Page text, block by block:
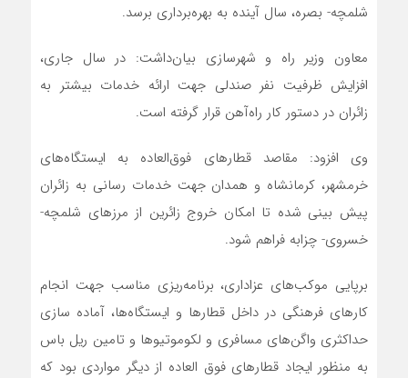
شلمچه- بصره، سال آینده به بهره‌برداری برسد.
معاون وزیر راه و شهرسازی بیان‌داشت: در سال جاری،
افزایش ظرفیت نفر صندلی جهت ارائه خدمات بیشتر به
زائران در دستور کار راه‌آهن قرار گرفته است.
وی افزود: مقاصد قطارهای فوق‌العاده به ایستگاه‌های
خرمشهر، کرمانشاه و همدان جهت خدمات رسانی به زائران
پیش بینی شده تا امکان خروج زائرین از مرزهای شلمچه-
خسروی- چزابه فراهم شود.
برپایی موکب‌های عزاداری، برنامه‌ریزی مناسب جهت انجام
کارهای فرهنگی در داخل قطارها و ایستگاه‌ها، آماده سازی
حداکثری واگن‌های مسافری و لکوموتیوها و تامین ریل باس
به منظور ایجاد قطارهای فوق العاده از دیگر مواردی بود که